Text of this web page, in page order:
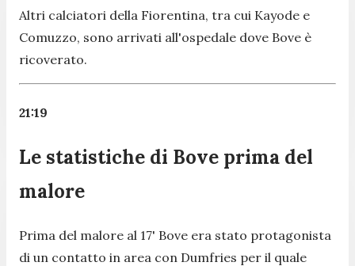
Altri calciatori della Fiorentina, tra cui Kayode e
Comuzzo, sono arrivati all'ospedale dove Bove è
ricoverato.
21:19
Le statistiche di Bove prima del
malore
Prima del malore al 17' Bove era stato protagonista
di un contatto in area con Dumfries per il quale